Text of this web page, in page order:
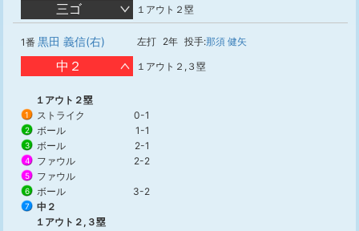
三ゴ １アウト２塁
1番 黒田 義信(右) 左打 2年 投手:那須 健矢
中２ １アウト２,３塁
１アウト２塁
1 ストライク 0-1
2 ボール 1-1
3 ボール 2-1
4 ファウル 2-2
5 ファウル
6 ボール 3-2
7
中２
１アウト２,３塁